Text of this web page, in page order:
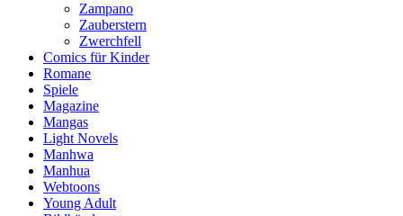
Zampano
Zauberstern
Zwerchfell
Comics für Kinder
Romane
Spiele
Magazine
Mangas
Light Novels
Manhwa
Manhua
Webtoons
Young Adult